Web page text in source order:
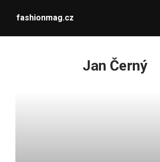
fashionmag.cz
Jan Černý